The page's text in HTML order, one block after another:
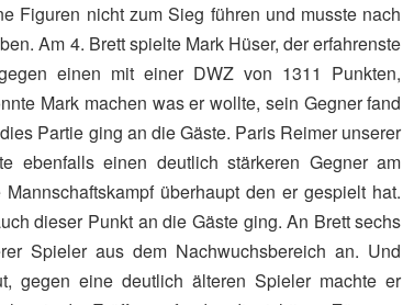
Figuren nicht zum Sieg führen und musste nach
Am 4. Brett spielte Mark Hüser, der erfahrenste
einen mit einer DWZ von 1311 Punkten,
Mark machen was er wollte, sein Gegner fand
Partie ging an die Gäste. Paris Reimer unserer
ebenfalls einen deutlich stärkeren Gegner am
überhaupt den er gespielt hat.
dieser Punkt an die Gäste ging. An Brett sechs
Spieler aus dem Nachwuchsbereich an. Und
gegen eine deutlich älteren Spieler machte er